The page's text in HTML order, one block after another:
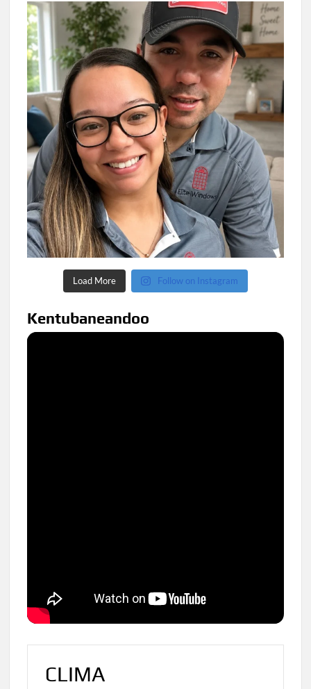
Load More Follow on Instagram
Kentubaneandoo
CLIMA